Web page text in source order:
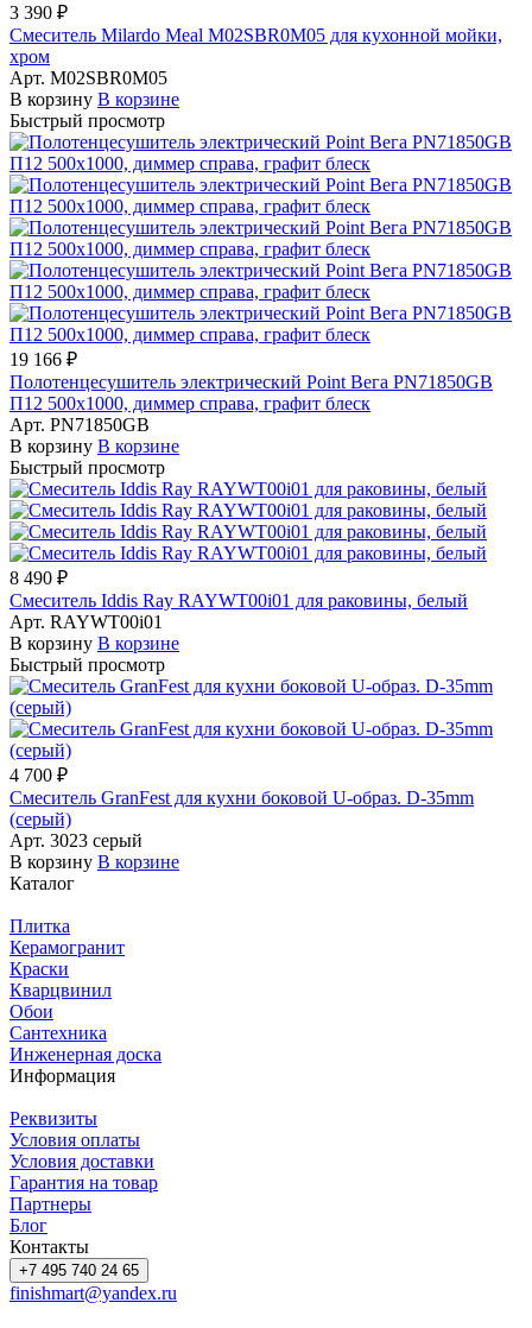
3 390 ₽
Смеситель Milardo Meal M02SBR0M05 для кухонной мойки,
хром
Арт. M02SBR0M05
В корзину В корзине
Быстрый просмотр
19 166 ₽
Полотенцесушитель электрический Point Вега PN71850GB
П12 500x1000, диммер справа, графит блеск
Арт. PN71850GB
В корзину В корзине
Быстрый просмотр
8 490 ₽
Смеситель Iddis Ray RAYWT00i01 для раковины, белый
Арт. RAYWT00i01
В корзину В корзине
Быстрый просмотр
4 700 ₽
Смеситель GranFest для кухни боковой U-образ. D-35mm
(серый)
Арт. 3023 серый
В корзину В корзине
Каталог
Плитка
Керамогранит
Краски
Кварцвинил
Обои
Сантехника
Инженерная доска
Информация
Реквизиты
Условия оплаты
Условия доставки
Гарантия на товар
Партнеры
Блог
Контакты
+7 495 740 24 65
finishmart@yandex.ru